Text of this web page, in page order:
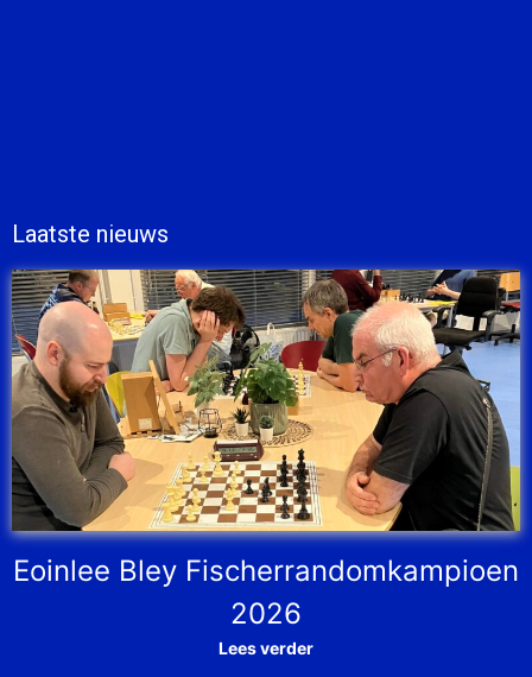
Laatste nieuws
Eoinlee Bley Fischerrandomkampioen
2026
Lees verder